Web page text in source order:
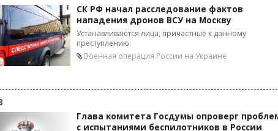
СК РФ начал расследование фактов
нападения дронов ВСУ на Москву
Устанавливаются лица, причастные к данному
преступлению.
Военная операция России на Украине
Глава комитета Госдумы опроверг
с испытаниями беспилотников в России